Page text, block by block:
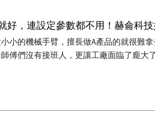
好，連設定參數都不用！赫侖科
小的機械手臂，擅長做A產品的就很難
傅們沒有接班人，更讓工廠面臨了龐大